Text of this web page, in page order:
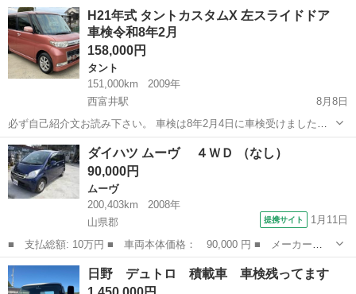
岡山 岡山市 建部駅 その他
H21年式 タントカスタムX 左スライドドア
車検令和8年2月
158,000円
タント
151,000km
2009年
西富井駅
8月8日
必ず自己紹介文お読み下さい。 車検は8年2月4日に車検受けました。
外観は右前フロントバンパーにガリ傷があるくらいで後目立つ傷、ヘ
コミありません。ボディー、リアスポイラーが色あせしてます。フロ
ントバンパーはタッチペン購入し...
岡山 倉敷市 西富井駅 タント タントカスタム
ダイハツ ムーヴ ４ＷＤ （なし）
90,000円
ムーヴ
200,403km
2008年
山県郡
提携サイト 1月11日
■ 支払総額: 10万円 ■ 車両本体価格： 90,000 円 ■ メーカー
名： ダイハツ ■ 車種名： ムーヴ ■ グレード名： ４ＷＤ
■ 排気量： 660cc ■ ドア枚数： 5D ■ ミッション： インパネ
広島 山県郡 ムーヴ
日野 デュトロ 積載車 車検残ってます